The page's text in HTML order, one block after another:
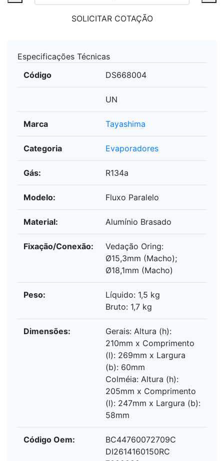
SOLICITAR COTAÇÃO
Especificações Técnicas
Código
DS668004
UN
Marca Tayashima
Categoria Evaporadores
Gás: R134a
Modelo: Fluxo Paralelo
Material: Alumínio Brasado
Fixação/Conexão:
Vedação Oring:
Ø15,3mm (Macho);
Ø18,1mm (Macho)
Peso:
Líquido: 1,5 kg
Bruto: 1,7 kg
Dimensões:
Gerais: Altura (h):
210mm x Comprimento
(l): 269mm x Largura
(b): 60mm
Colméia: Altura (h):
205mm x Comprimento
(l): 247mm x Largura (b):
58mm
Código Oem:
BC44760072709C
DI2614160150RC